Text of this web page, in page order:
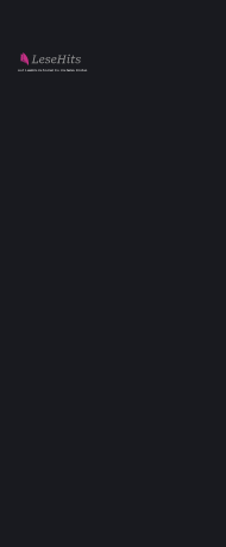
Auf LeseHits.de findest Du die besten Bücher.